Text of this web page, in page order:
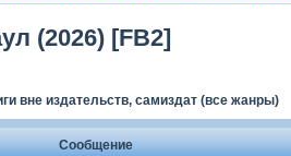
(2026) [FB2]
вне издательств, самиздат (все жанры)
Сообщение